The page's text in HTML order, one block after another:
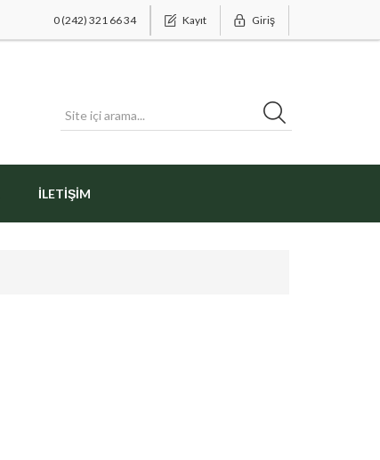
0 (242) 321 66 34 Kayıt Giriş
İLETIŞIM